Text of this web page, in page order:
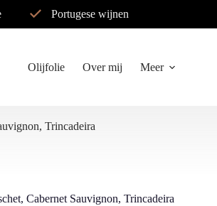
Portugese wijnen
Olijfolie Over mij Meer
Trincadeira
Cabernet Sauvignon, Trincadeira